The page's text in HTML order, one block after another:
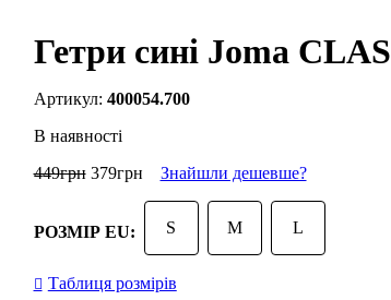
Гетри сині Joma
400054.700
В наявності
449грн 379грн Знайшли дешевше?
РОЗМІР EU: S M L
Таблиця розмірів